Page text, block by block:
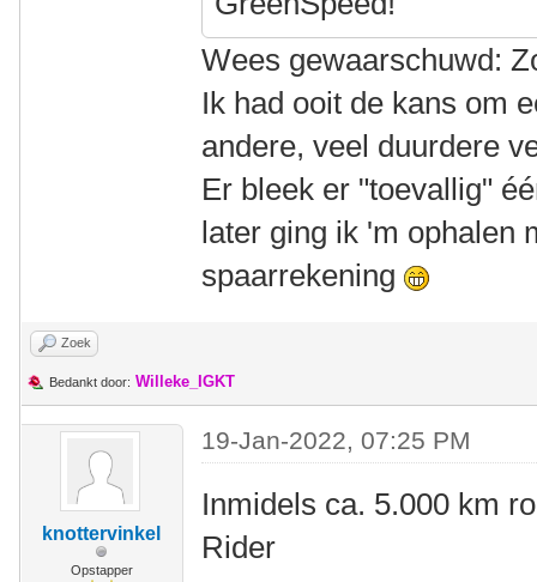
Wees gewaarschuwd:
Ik had ooit de kans om
andere, veel duurdere
Er bleek er "toevallig"
later ging ik 'm ophalen
spaarrekening
Zoek
Bedankt door: Willeke_IGKT
knottervinkel
Opstapper
19-Jan-2022, 07:25 PM
Inmidels ca. 5.000 km
Rider